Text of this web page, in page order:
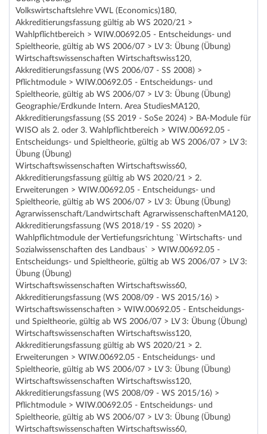
Volkswirtschaftslehre VWL (Economics)180,
Akkreditierungsfassung gültig ab WS 2020/21 >
Wahlpflichtbereich > WIW.00692.05 - Entscheidungs- und
Spieltheorie, gültig ab WS 2006/07 > LV 3: Übung (Übung)
Wirtschaftswissenschaften Wirtschaftswiss120,
Akkreditierungsfassung (WS 2006/07 - SS 2008) >
Pflichtmodule > WIW.00692.05 - Entscheidungs- und
Spieltheorie, gültig ab WS 2006/07 > LV 3: Übung (Übung)
Geographie/Erdkunde Intern. Area StudiesMA120,
Akkreditierungsfassung (SS 2019 - SoSe 2024) > BA-Module für
WISO als 2. oder 3. Wahlpflichtbereich > WIW.00692.05 -
Entscheidungs- und Spieltheorie, gültig ab WS 2006/07 > LV 3:
Übung (Übung)
Wirtschaftswissenschaften Wirtschaftswiss60,
Akkreditierungsfassung gültig ab WS 2020/21 > 2.
Erweiterungen > WIW.00692.05 - Entscheidungs- und
Spieltheorie, gültig ab WS 2006/07 > LV 3: Übung (Übung)
Agrarwissenschaft/Landwirtschaft AgrarwissenschaftenMA120,
Akkreditierungsfassung (WS 2018/19 - SS 2020) >
Wahlpflichtmodule der Vertiefungsrichtung `Wirtschafts- und
Sozialwissenschaften des Landbaus` > WIW.00692.05 -
Entscheidungs- und Spieltheorie, gültig ab WS 2006/07 > LV 3:
Übung (Übung)
Wirtschaftswissenschaften Wirtschaftswiss60,
Akkreditierungsfassung (WS 2008/09 - WS 2015/16) >
Wirtschaftswissenschaften > WIW.00692.05 - Entscheidungs-
und Spieltheorie, gültig ab WS 2006/07 > LV 3: Übung (Übung)
Wirtschaftswissenschaften Wirtschaftswiss120,
Akkreditierungsfassung gültig ab WS 2020/21 > 2.
Erweiterungen > WIW.00692.05 - Entscheidungs- und
Spieltheorie, gültig ab WS 2006/07 > LV 3: Übung (Übung)
Wirtschaftswissenschaften Wirtschaftswiss120,
Akkreditierungsfassung (WS 2008/09 - WS 2015/16) >
Pflichtmodule > WIW.00692.05 - Entscheidungs- und
Spieltheorie, gültig ab WS 2006/07 > LV 3: Übung (Übung)
Wirtschaftswissenschaften Wirtschaftswiss60,